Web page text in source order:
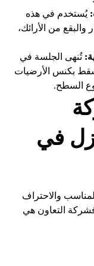
يُستخدم في هذه
من الأرائك،
تُنهى الجلسة في
بكنس الأرضيات
السطح.
في
والاحتراف
التعاون هي